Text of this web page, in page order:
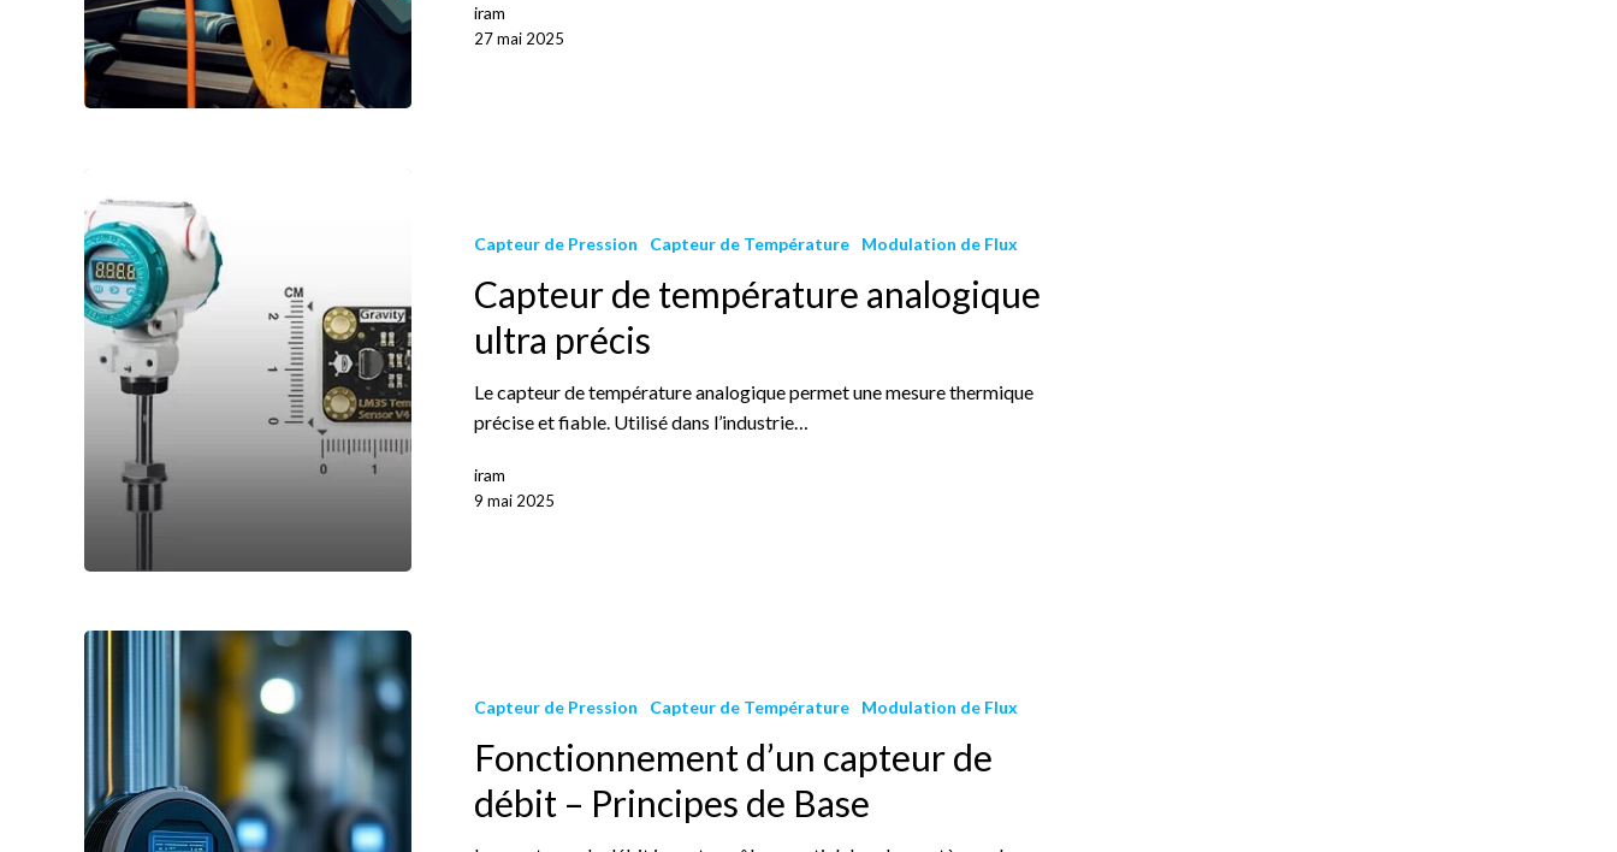
iram
27 mai 2025
Capteur de Pression Capteur de Température Modulation de Flux
Capteur de température analogique
ultra précis
Le capteur de température analogique permet une mesure thermique
précise et fiable. Utilisé dans l’industrie…
iram
9 mai 2025
Capteur de Pression Capteur de Température Modulation de Flux
Fonctionnement d’un capteur de
débit – Principes de Base